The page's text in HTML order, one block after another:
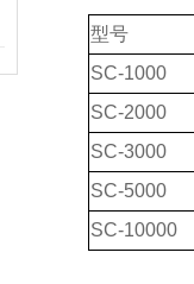
型号
SC-1000
SC-2000
SC-3000
SC-5000
SC-10000